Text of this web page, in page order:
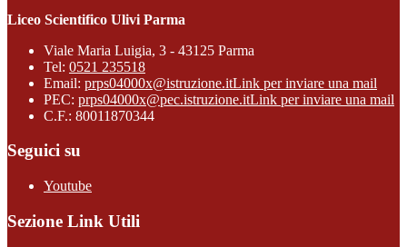
Liceo Scientifico Ulivi Parma
Viale Maria Luigia, 3 - 43125 Parma
Tel: 0521 235518
Email: prps04000x@istruzione.itLink per inviare una mail
PEC: prps04000x@pec.istruzione.itLink per inviare una mail
C.F.: 80011870344
Seguici su
Youtube
Sezione Link Utili